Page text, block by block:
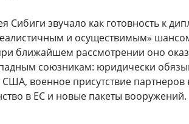
Сибиги звучало как готовность к
и осуществимым»
ближайшем рассмотрении оно
союзникам: юридически
США, военное присутствие
в ЕС и новые пакеты вооружений.